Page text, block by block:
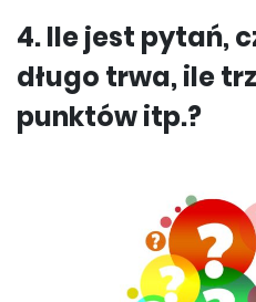
4. Ile jest pytań,
długo trwa, ile
punktów itp.?